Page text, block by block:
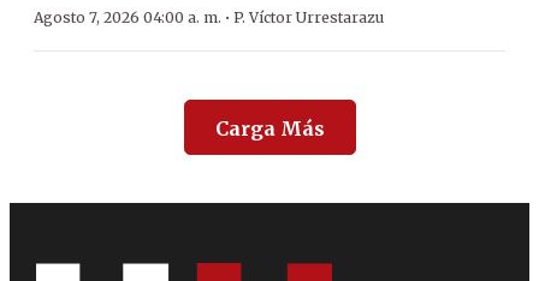
Agosto 7, 2026 04:00 a. m. · P. Víctor Urrestarazu
Carga Más